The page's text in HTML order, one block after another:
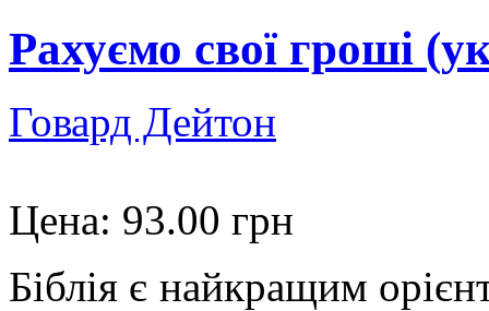
Рахуємо свої гроші
Говард Дейтон
Цена: 93.00 грн
Біблія є найкращим